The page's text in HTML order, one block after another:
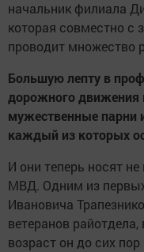
начальник филиала
которая совместно с
проводит множество
Большую лепту в
дорожного движения
мужественные парни
каждый из которых
И они теперь носят не
МВД. Одним из
Ивановича
ветеранов
возраст он до сих